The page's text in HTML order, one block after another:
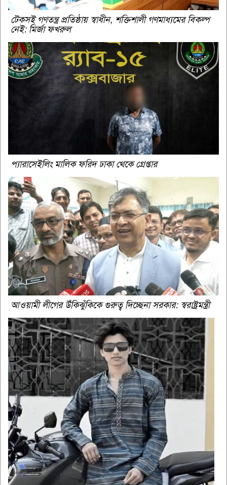
টেকসই গণতন্ত্র প্রতিষ্ঠায় স্বাধীন, শক্তিশালী গণমাধ্যমের বিকল্প
নেই: মির্জা ফখরুল
প্যারাসেইলিং মালিক ফরিদ ঢাকা থেকে গ্রেপ্তার
আওয়ামী লীগের উঁকিঝুঁকিকে গুরুত্ব দিচ্ছেনা সরকার: স্বরাষ্ট্রমন্ত্রী